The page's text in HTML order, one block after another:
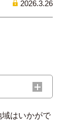
2026.3.26
はいかがで